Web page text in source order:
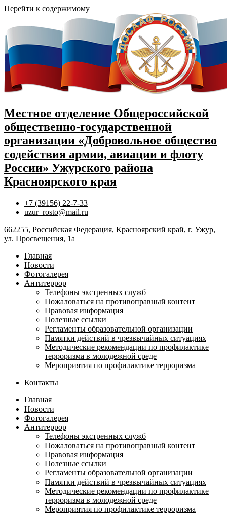
Перейти к содержимому
Местное отделение Общероссийской
общественно-государственной
организации «Добровольное общество
содействия армии, авиации и флоту
России» Ужурского района
Красноярского края
+7 (39156) 22-7-33
uzur_rosto@mail.ru
662255, Российская Федерация, Красноярский край, г. Ужур,
ул. Просвещения, 1а
Главная
Новости
Фотогалерея
Антитеррор
Телефоны экстренных служб
Пожаловаться на противоправный контент
Правовая информация
Полезные ссылки
Регламенты образовательной организации
Памятки действий в чрезвычайных ситуациях
Методические рекомендации по профилактике
терроризма в молодежной среде
Мероприятия по профилактике терроризма
Контакты
Главная
Новости
Фотогалерея
Антитеррор
Телефоны экстренных служб
Пожаловаться на противоправный контент
Правовая информация
Полезные ссылки
Регламенты образовательной организации
Памятки действий в чрезвычайных ситуациях
Методические рекомендации по профилактике
терроризма в молодежной среде
Мероприятия по профилактике терроризма